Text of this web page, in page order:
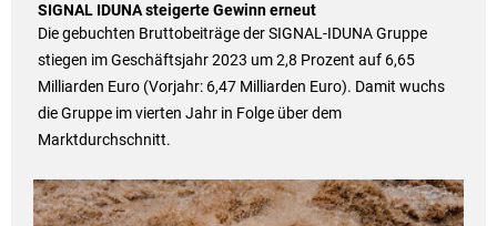
SIGNAL IDUNA steigerte Gewinn erneut
Die gebuchten Bruttobeiträge der SIGNAL-IDUNA Gruppe
stiegen im Geschäftsjahr 2023 um 2,8 Prozent auf 6,65
Milliarden Euro (Vorjahr: 6,47 Milliarden Euro). Damit wuchs
die Gruppe im vierten Jahr in Folge über dem
Marktdurchschnitt.